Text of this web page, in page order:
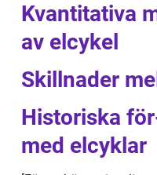
Kvantitativa
av elcykel
Skillnader
Historiska
med elcyklar